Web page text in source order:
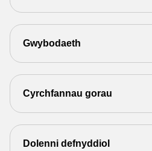
Gwybodaeth
Cyrchfannau gorau
Dolenni defnyddiol